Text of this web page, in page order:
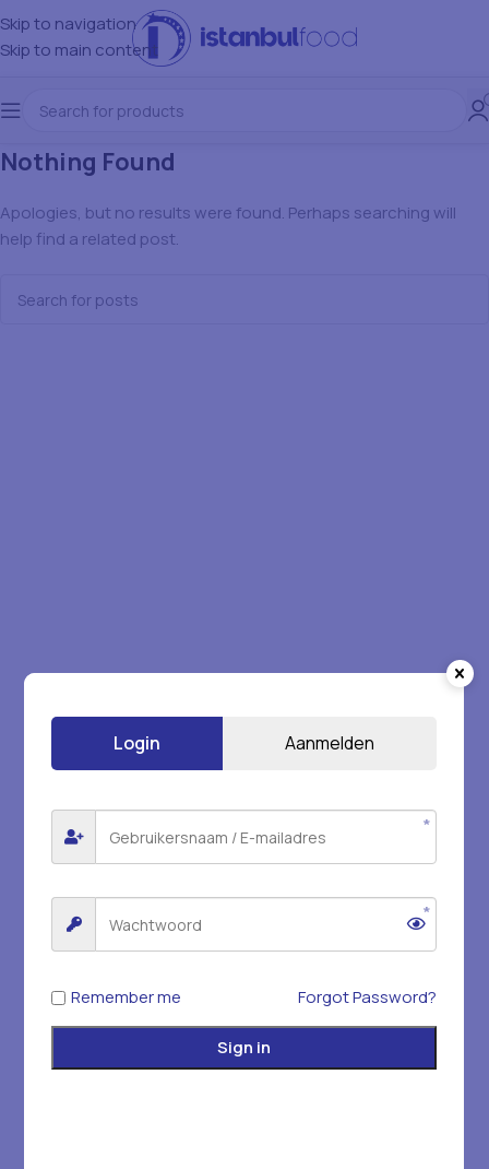
Skip to navigation
Skip to main content
Nothing Found
Apologies, but no results were found. Perhaps searching will
help find a related post.
Login Aanmelden
Remember me Forgot Password?
Sign in